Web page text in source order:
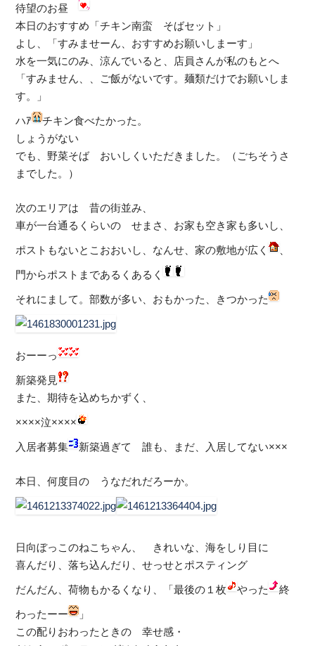
待望のお昼
本日のおすすめ「チキン南蛮 そばセット」
よし、「すみませーん、おすすめお願いしまーす」
水を一気にのみ、涼んでいると、店員さんが私のもとへ
「すみません、、ご飯がないです。麺類だけでお願いしま
す。」
ハｱ
チキン食べたかった。
しょうがない
でも、野菜そば おいしくいただきました。（ごちそうさ
までした。）
次のエリアは 昔の街並み、
車が一台通るくらいの せまさ、お家も空き家も多いし、
ポストもないとこおおいし、なんせ、家の敷地が広く 、
門からポストまであるくあるく
それにまして。部数が多い、おもかった、きつかった
おーーっ
新築発見
また、期待を込めちかずく、
××××泣××××
入居者募集 新築過ぎて 誰も、まだ、入居してない×××
本日、何度目の うなだれだろーか。
日向ぼっこのねこちゃん、 きれいな、海をしり目に
喜んだり、落ち込んだり、せっせとポスティング
だんだん、荷物もかるくなり、「最後の１枚 やった 終
わったーー
」
この配りおわったときの 幸せ感・